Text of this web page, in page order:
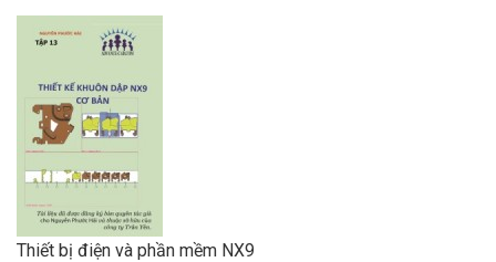
Thiết bị điện và phần mềm NX9